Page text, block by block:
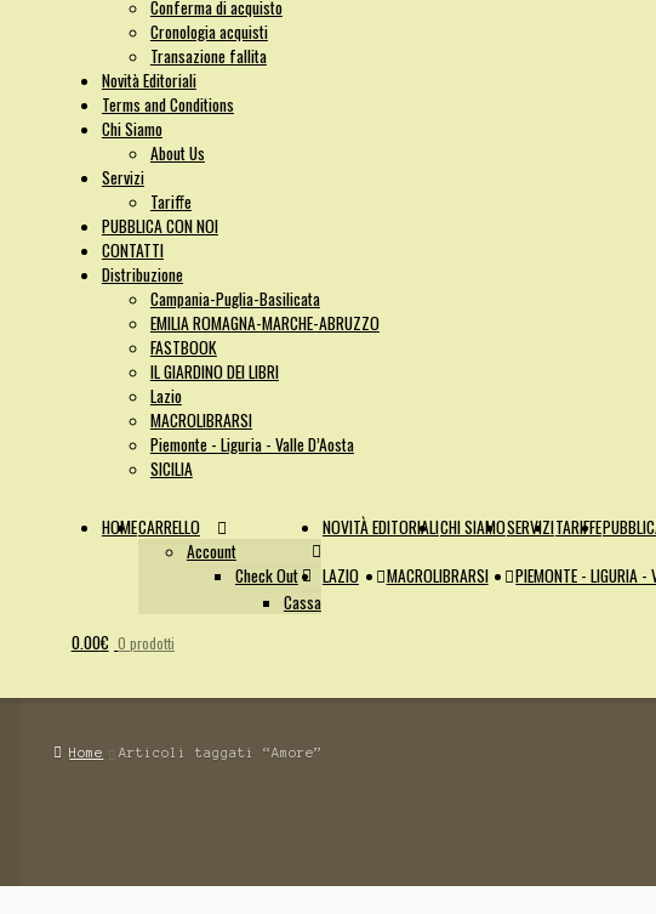
Conferma di acquisto
Cronologia acquisti
Transazione fallita
Novità Editoriali
Terms and Conditions
Chi Siamo
About Us
Servizi
Tariffe
PUBBLICA CON NOI
CONTATTI
Distribuzione
Campania-Puglia-Basilicata
EMILIA ROMAGNA-MARCHE-ABRUZZO
FASTBOOK
IL GIARDINO DEI LIBRI
Lazio
MACROLIBRARSI
Piemonte - Liguria - Valle D’Aosta
SICILIA
HOMECARRELLO
Account
Check Out
Cassa
NOVITÀ EDITORIALICHI SIAMOSERVIZITARIFFE
LAZIO
MACROLIBRARSI PIEMONTE - LIGURIA -
0.00€ 0 prodotti
Home Articoli taggati “Amore”